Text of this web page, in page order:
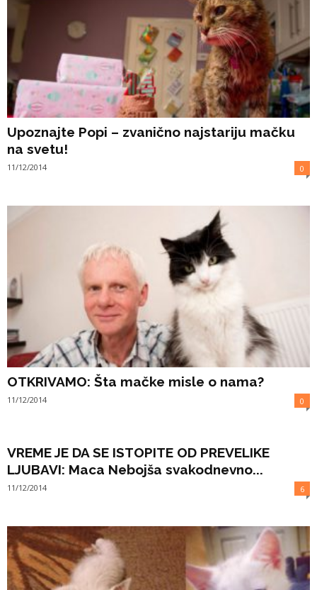
Upoznajte Popi – zvanično najstariju mačku
na svetu!
11/12/2014 0
OTKRIVAMO: Šta mačke misle o nama?
11/12/2014 0
VREME JE DA SE ISTOPITE OD PREVELIKE
LJUBAVI: Maca Nebojša svakodnevno...
11/12/2014 6